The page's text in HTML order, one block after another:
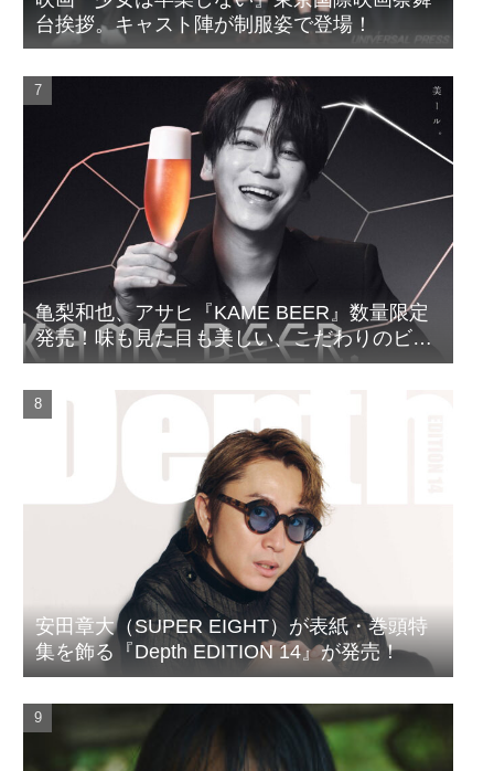
台挨拶。キャスト陣が制服姿で登場！
亀梨和也、アサヒ『KAME BEER』数量限定
発売！味も見た目も美しい、こだわりのビー
ルがついに完成
安田章大（SUPER EIGHT）が表紙・巻頭特
集を飾る『Depth EDITION 14』が発売！